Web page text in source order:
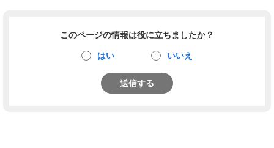
このページの情報は役に立ちましたか？
はい いいえ
送信する